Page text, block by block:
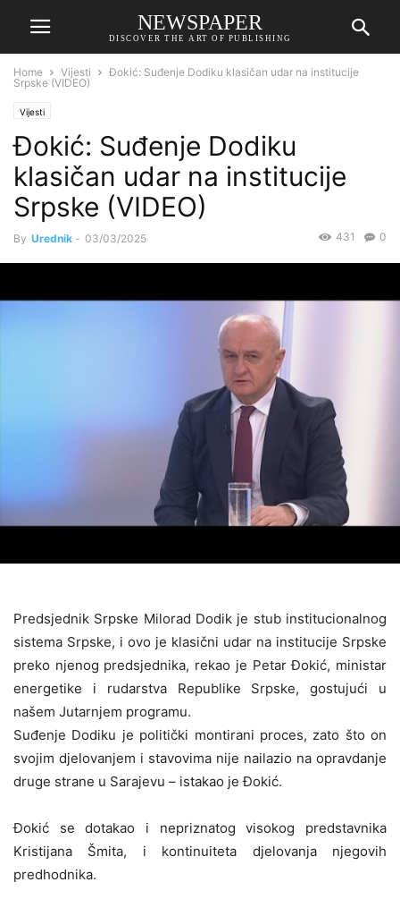
NEWSPAPER
DISCOVER THE ART OF PUBLISHING
Home Vijesti
Đokić: Suđenje Dodiku klasičan udar na institucije
Srpske (VIDEO)
Vijesti
Đokić: Suđenje Dodiku
klasičan udar na institucije
Srpske (VIDEO)
By Urednik - 03/03/2025 0
431
Predsjednik Srpske Milorad Dodik je stub institucionalnog
sistema Srpske, i ovo je klasični udar na institucije Srpske
preko njenog predsjednika, rekao je Petar Đokić, ministar
energetike i rudarstva Republike Srpske, gostujući u
našem Јutarnjem programu.
Suđenje Dodiku je politički montirani proces, zato što on
svojim djelovanjem i stavovima nije nailazio na opravdanje
druge strane u Sarajevu – istakao je Đokić.
Đokić se dotakao i nepriznatog visokog predstavnika
Kristijana Šmita, i kontinuiteta djelovanja njegovih
predhodnika.